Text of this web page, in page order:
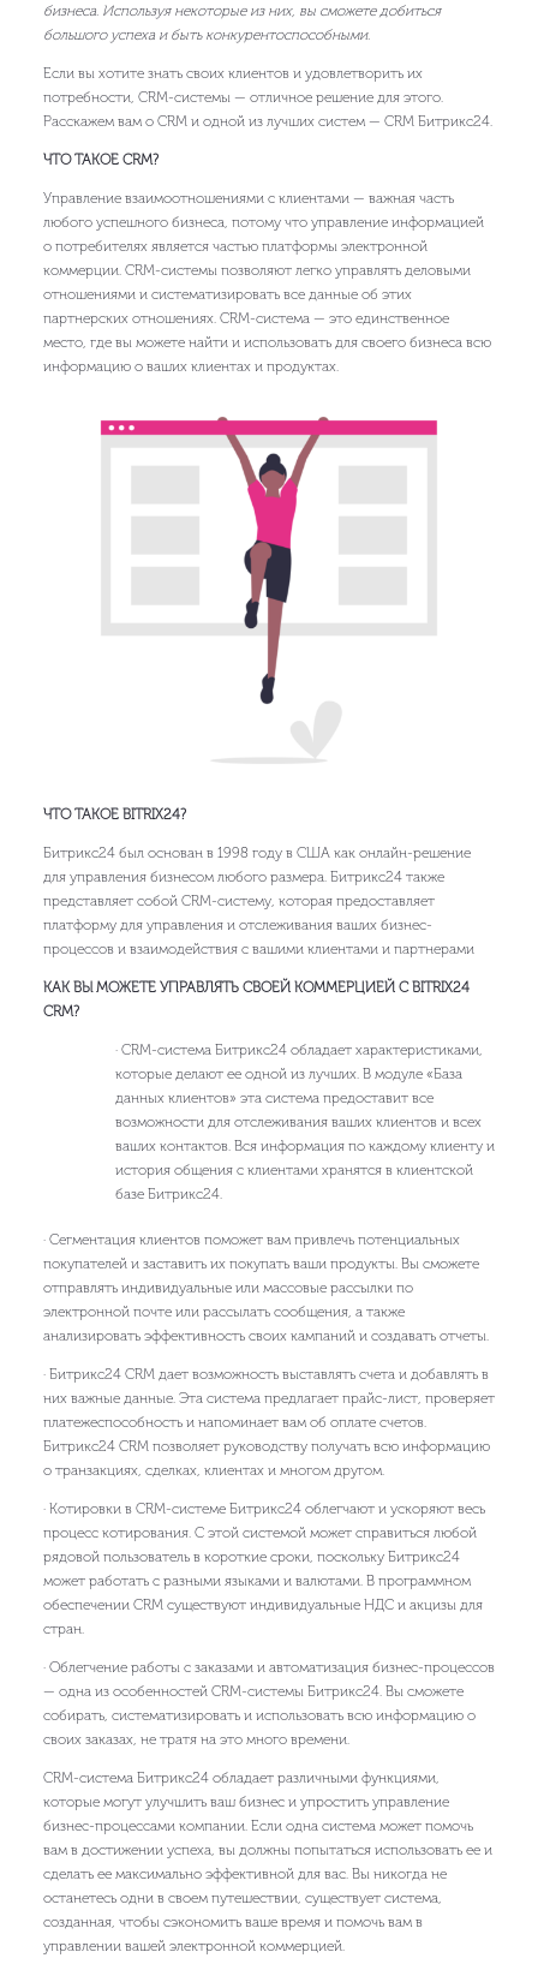
бизнеса. Используя некоторые из них, вы сможете добиться
большого успеха и быть конкурентоспособными.
Если вы хотите знать своих клиентов и удовлетворить их
потребности, CRM-системы — отличное решение для этого.
Расскажем вам о CRM и одной из лучших систем — CRM Битрикс24.
ЧТО ТАКОЕ CRM?
Управление взаимоотношениями с клиентами — важная часть
любого успешного бизнеса, потому что управление информацией
о потребителях является частью платформы электронной
коммерции. CRM-системы позволяют легко управлять деловыми
отношениями и систематизировать все данные об этих
партнерских отношениях. CRM-система — это единственное
место, где вы можете найти и использовать для своего бизнеса всю
информацию о ваших клиентах и продуктах.
ЧТО ТАКОЕ BITRIX24?
Битрикс24 был основан в 1998 году в США как онлайн-решение
для управления бизнесом любого размера. Битрикс24 также
представляет собой CRM-систему, которая предоставляет
платформу для управления и отслеживания ваших бизнес-
процессов и взаимодействия с вашими клиентами и партнерами
КАК ВЫ МОЖЕТЕ УПРАВЛЯТЬ СВОЕЙ КОММЕРЦИЕЙ С BITRIX24
CRM?
· CRM-система Битрикс24 обладает характеристиками,
которые делают ее одной из лучших. В модуле «База
данных клиентов» эта система предоставит все
возможности для отслеживания ваших клиентов и всех
ваших контактов. Вся информация по каждому клиенту и
история общения с клиентами хранятся в клиентской
базе Битрикс24.
· Сегментация клиентов поможет вам привлечь потенциальных
покупателей и заставить их покупать ваши продукты. Вы сможете
отправлять индивидуальные или массовые рассылки по
электронной почте или рассылать сообщения, а также
анализировать эффективность своих кампаний и создавать отчеты.
· Битрикс24 CRM дает возможность выставлять счета и добавлять в
них важные данные. Эта система предлагает прайс-лист, проверяет
платежеспособность и напоминает вам об оплате счетов.
Битрикс24 CRM позволяет руководству получать всю информацию
о транзакциях, сделках, клиентах и многом другом.
· Котировки в CRM-системе Битрикс24 облегчают и ускоряют весь
процесс котирования. С этой системой может справиться любой
рядовой пользователь в короткие сроки, поскольку Битрикс24
может работать с разными языками и валютами. В программном
обеспечении CRM существуют индивидуальные НДС и акцизы для
стран.
· Облегчение работы с заказами и автоматизация бизнес-процессов
— одна из особенностей CRM-системы Битрикс24. Вы сможете
собирать, систематизировать и использовать всю информацию о
своих заказах, не тратя на это много времени.
CRM-система Битрикс24 обладает различными функциями,
которые могут улучшить ваш бизнес и упростить управление
бизнес-процессами компании. Если одна система может помочь
вам в достижении успеха, вы должны попытаться использовать ее и
сделать ее максимально эффективной для вас. Вы никогда не
останетесь одни в своем путешествии, существует система,
созданная, чтобы сэкономить ваше время и помочь вам в
управлении вашей электронной коммерцией.